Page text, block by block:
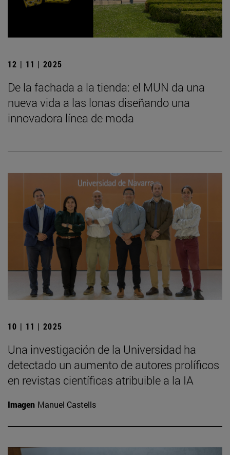
12 | 11 | 2025
De la fachada a la tienda: el MUN da una
nueva vida a las lonas diseñando una
innovadora línea de moda
10 | 11 | 2025
Una investigación de la Universidad ha
detectado un aumento de autores prolíficos
en revistas científicas atribuible a la IA
Imagen Manuel Castells